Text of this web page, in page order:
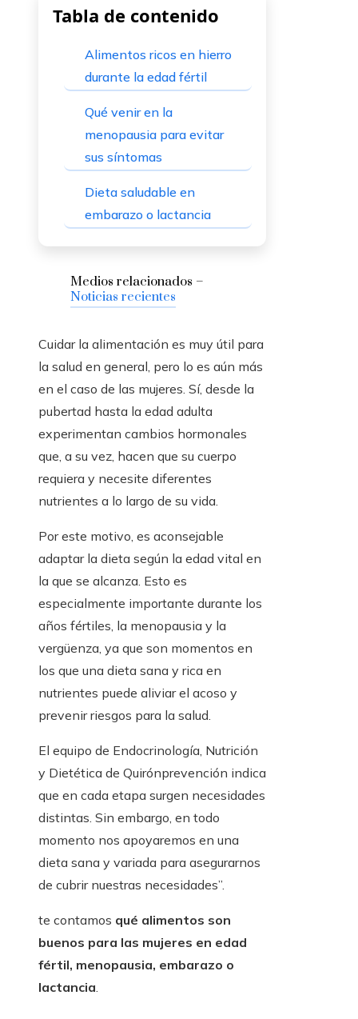
Tabla de contenido
Alimentos ricos en hierro
durante la edad fértil
Qué venir en la
menopausia para evitar
sus síntomas
Dieta saludable en
embarazo o lactancia
Medios relacionados –
Noticias recientes
Cuidar la alimentación es muy útil para
la salud en general, pero lo es aún más
en el caso de las mujeres. Sí, desde la
pubertad hasta la edad adulta
experimentan cambios hormonales
que, a su vez, hacen que su cuerpo
requiera y necesite diferentes
nutrientes a lo largo de su vida.
Por este motivo, es aconsejable
adaptar la dieta según la edad vital en
la que se alcanza. Esto es
especialmente importante durante los
años fértiles, la menopausia y la
vergüenza, ya que son momentos en
los que una dieta sana y rica en
nutrientes puede aliviar el acoso y
prevenir riesgos para la salud.
El equipo de Endocrinología, Nutrición
y Dietética de Quirónprevención indica
que en cada etapa surgen necesidades
distintas. Sin embargo, en todo
momento nos apoyaremos en una
dieta sana y variada para asegurarnos
de cubrir nuestras necesidades”.
te contamos qué alimentos son
buenos para las mujeres en edad
fértil, menopausia, embarazo o
lactancia.